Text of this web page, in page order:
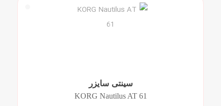
سینتی سایزر
KORG Nautilus AT 61